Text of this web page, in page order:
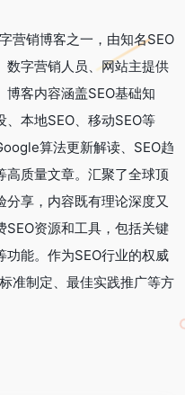
营销博客之一，由知名SEO
数字营销人员、网站主提供
客内容涵盖SEO基础知
本地SEO、移动SEO等
算法更新解读、SEO趋
高质量文章。汇聚了全球顶
享，内容既有理论深度又
资源和工具，包括关键
能。作为SEO行业的权威
准制定、最佳实践推广等方